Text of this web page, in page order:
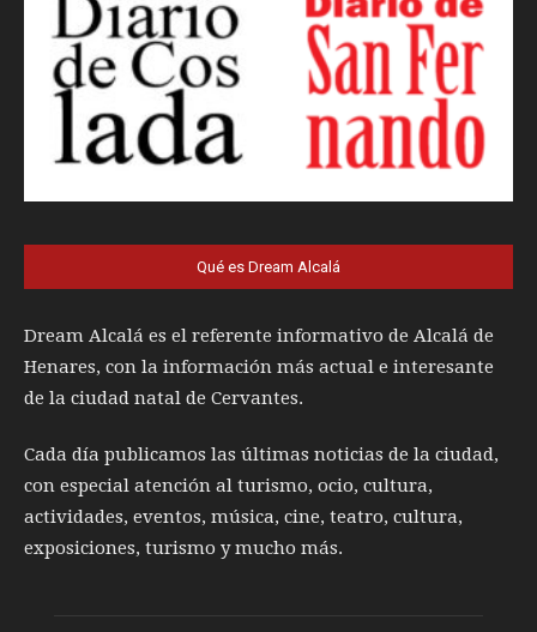
Qué es Dream Alcalá
Dream Alcalá es el referente informativo de Alcalá de
Henares, con la información más actual e interesante
de la ciudad natal de Cervantes.
Cada día publicamos las últimas noticias de la ciudad,
con especial atención al turismo, ocio, cultura,
actividades, eventos, música, cine, teatro, cultura,
exposiciones, turismo y mucho más.